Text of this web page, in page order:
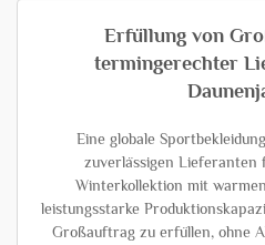
Erfüllung von
termingerechter
Eine globale
zuverlässigen Lieferanten
Winterkollektion mit
leistungsstarke
Großauftrag zu erfüllen, ohne